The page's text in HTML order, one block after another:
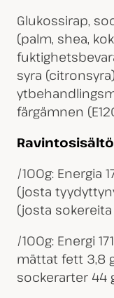
Glukossirap,
(palm, shea,
syra
färgämnen
/100g: Energia
(josta
(josta sokereita
/100g: Energi
mättat fett 3,8
sockerarter 44